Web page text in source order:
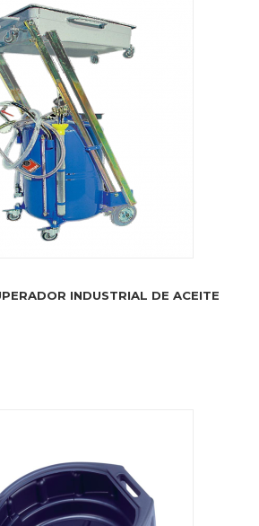
INDUSTRIAL DE ACEITE